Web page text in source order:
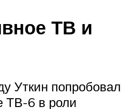
ТВ и
Уткин попробовал
ТВ-6 в роли